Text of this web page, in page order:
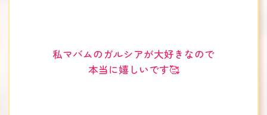
私マバムのガルシアが大好きなので
本当に嬉しいです🥰